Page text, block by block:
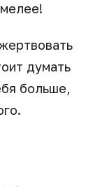
думать
больше,